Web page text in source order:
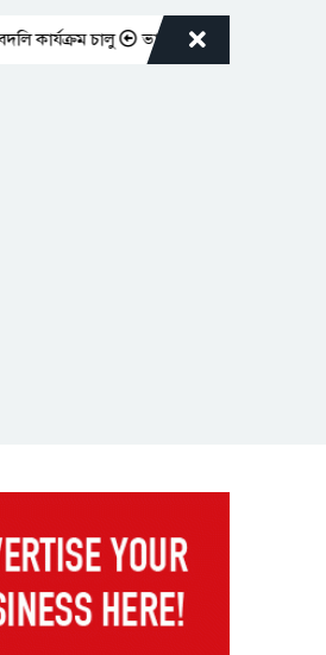
চালু ভারপ্রাপ্ত রাষ্ট্রপতিকে শুভেচ্ছা